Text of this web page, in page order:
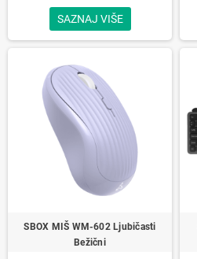
SAZNAJ VIŠE
SBOX MIŠ WM-602 Ljubičasti
Bežični